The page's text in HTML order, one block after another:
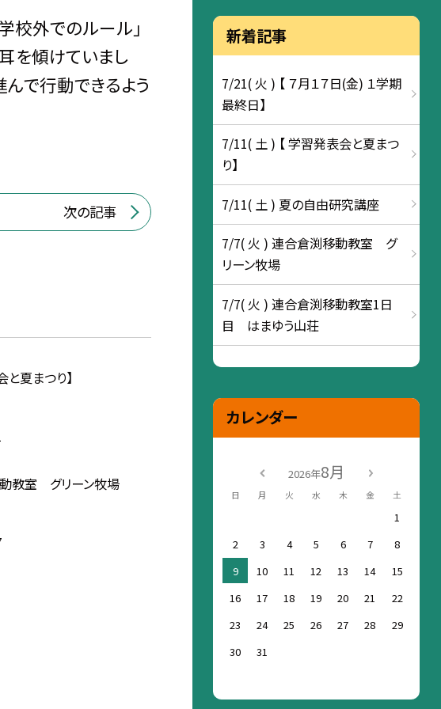
校外でのルール」
を傾けていまし
んで行動できるよう
次の記事
と夏まつり】
教室 グリーン牧場
新着記事
7/21( 火 ) 【 ７月１７日(金) １学期
最終日】
7/11( 土 ) 【 学習発表会と夏まつ
り】
7/11( 土 ) 夏の自由研究講座
7/7( 火 ) 連合倉渕移動教室 グ
リーン牧場
7/7( 火 ) 連合倉渕移動教室1日
目 はまゆう山荘
カレンダー
2026年8月
日 月 火 水 木 金 土
1
2
3 4 5 6 7
8
9
10 11 12 13 14
15
16
17 18 19 20 21
22
23
24 25 26 27 28
29
30
31